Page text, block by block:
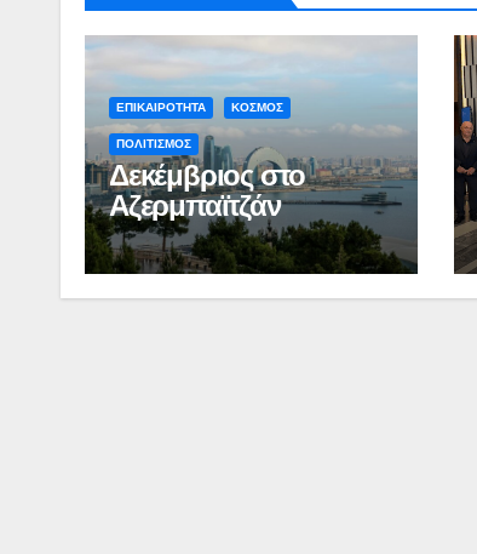
ΕΠΙΚΑΙΡΟΤΗΤΑ ΚΟΣΜΟΣ
ΠΟΛΙΤΙΣΜΟΣ
Δεκέμβριος στο
Αζερμπαϊτζάν